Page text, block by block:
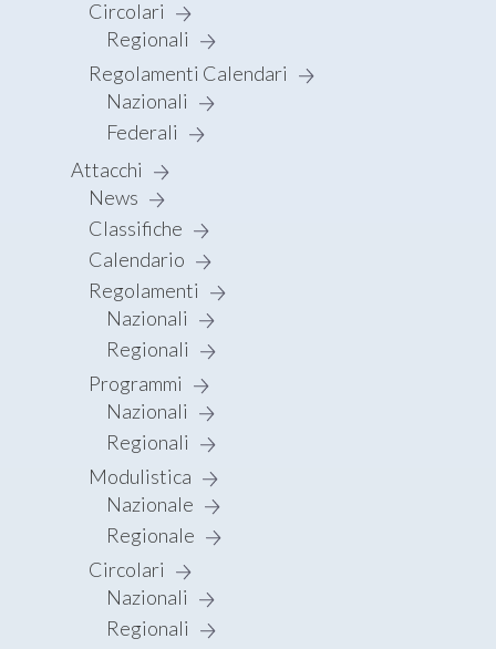
Circolari
Regionali
Regolamenti Calendari
Nazionali
Federali
Attacchi
News
Classifiche
Calendario
Regolamenti
Nazionali
Regionali
Programmi
Nazionali
Regionali
Modulistica
Nazionale
Regionale
Circolari
Nazionali
Regionali